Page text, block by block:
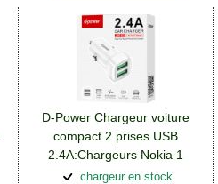
D-Power Chargeur voiture
compact 2 prises USB
2.4A:Chargeurs Nokia 1
chargeur en stock